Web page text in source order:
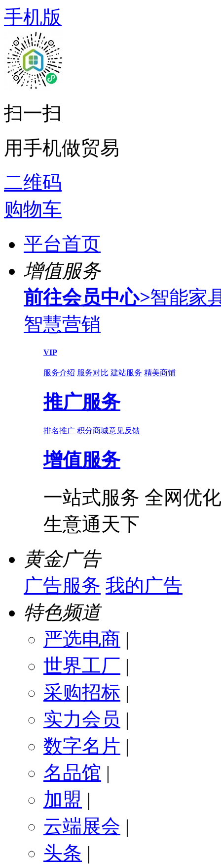
手机版
扫一扫
用手机做贸易
二维码
购物车
平台首页
增值服务
前往会员中心>智能家
智慧营销
VIP
服务介绍 服务对比 建站服务 精美商铺
推广服务
排名推广 积分商城意见反馈
增值服务
一站式服务 全网优
生意通天下
黄金广告
广告服务 我的广告
特色频道
严选电商 |
世界工厂 |
采购招标 |
实力会员 |
数字名片 |
名品馆 |
加盟 |
云端展会 |
头条 |